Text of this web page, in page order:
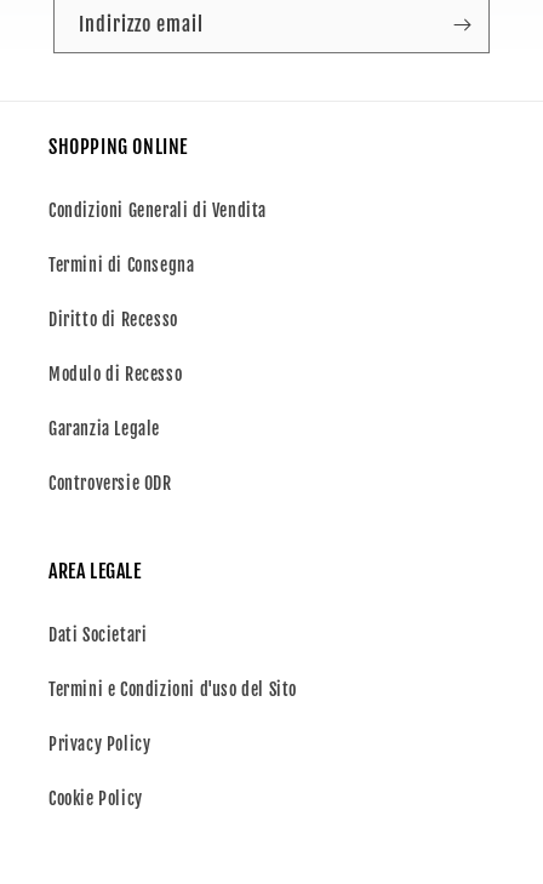
Indirizzo email
SHOPPING ONLINE
Condizioni Generali di Vendita
Termini di Consegna
Diritto di Recesso
Modulo di Recesso
Garanzia Legale
Controversie ODR
AREA LEGALE
Dati Societari
Termini e Condizioni d'uso del Sito
Privacy Policy
Cookie Policy